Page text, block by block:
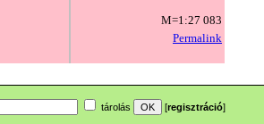
tárolás [regisztráció]